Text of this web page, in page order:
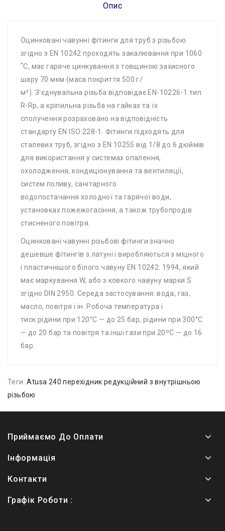
Опис
Оцинковані чавунні фітинги для труб з різьбою
згідно з EN 10242 проходять закалювання при 1060
˚C, має гаряче цинкування з товщиною захисного
шару 70 мкм (маса покриття 500 г/
м²). З'єднувальна різьба відповідає EN-10226-1 тип
R-Rp, а кріпильна різьба на гайках та їх
сполучення розраховано на відповідність
стандарту EN ISO 228-1. Фітинги підходять для
сталевих труб, згідно з EN 10255 від 1/8 до 6 дюймів
для використання у системах опалення,
охолодження, кондиціонування та вентиляції,
систем поливу, санітарного
водопостачання холодної та гарячої води,
установках пожежогасіння, а також трубопродів
стисненого повітря.
Оцинковані чавунні різьбові фітинги значно
дешевше фітингів з латуні і виробляються з міцного
і пластичнішого білого чавуну EN 10242: 1994, який
має маркування W, або з ковкого чавуну марки S
згідно DIN 2950. Середа застосування: вода, газ,
масло, повітря і ін. Робоча температура і
тиск рідини при 120°С — до 25 бар, рідини при 300°С
— до 20 бар та повітря та інші гази при 20ºС — до 16
бар.
Теги:Atusa 240 перехідник редукційний з внутрішньою
різьбою
Приймаємо До Оплати
Інформація
Контакти
Графік Роботи :